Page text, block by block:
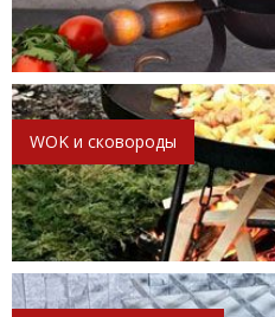
WOK и сковороды